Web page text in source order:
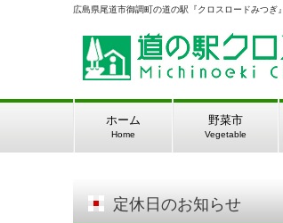
広島県尾道市御調町の道の駅『クロスロードみつぎ』
ホーム
Home
野菜市
Vegetable
定休日のお知らせ